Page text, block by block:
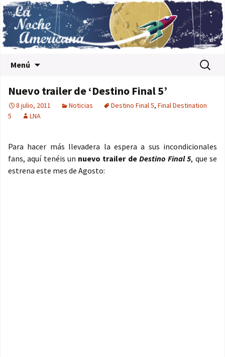
Menú Buscar:
Nuevo trailer de ‘Destino Final 5’
8 julio, 2011 Noticias Destino Final 5, Final Destination
5
LNA
Para hacer más llevadera la espera a sus incondicionales
fans, aquí tenéis un nuevo trailer de Destino Final 5, que se
estrena este mes de Agosto: